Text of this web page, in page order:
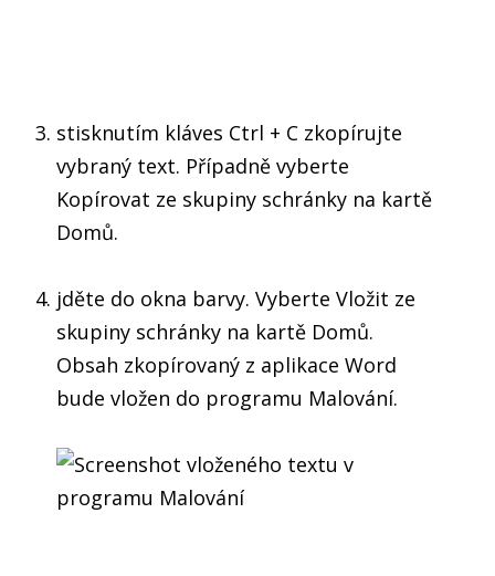
stisknutím kláves Ctrl + C zkopírujte
vybraný text. Případně vyberte
Kopírovat ze skupiny schránky na kartě
Domů.
jděte do okna barvy. Vyberte Vložit ze
skupiny schránky na kartě Domů.
Obsah zkopírovaný z aplikace Word
bude vložen do programu Malování.